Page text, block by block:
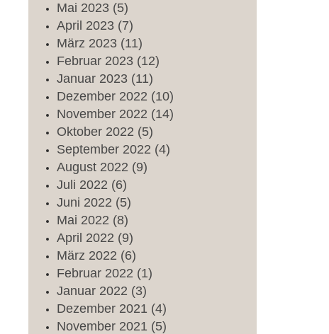
Mai 2023 (5)
April 2023 (7)
März 2023 (11)
Februar 2023 (12)
Januar 2023 (11)
Dezember 2022 (10)
November 2022 (14)
Oktober 2022 (5)
September 2022 (4)
August 2022 (9)
Juli 2022 (6)
Juni 2022 (5)
Mai 2022 (8)
April 2022 (9)
März 2022 (6)
Februar 2022 (1)
Januar 2022 (3)
Dezember 2021 (4)
November 2021 (5)